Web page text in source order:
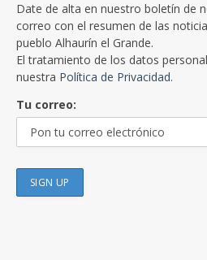
Date de alta en nuestro boletín de
correo con el resumen de las
pueblo Alhaurín el Grande.
El tratamiento de los datos
nuestra Política de Privacidad.
Tu correo: